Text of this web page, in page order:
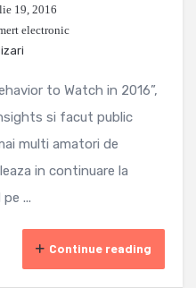
19, 2016
electronic
to Watch in 2016”,
si facut public
multi amatori de
in continuare la
...
Continue reading